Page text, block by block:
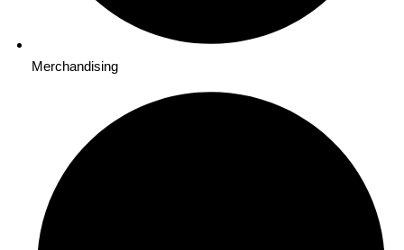
Merchandising